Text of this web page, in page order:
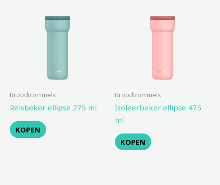
Broodtrommels
Reisbeker ellipse 275 ml
KOPEN
Broodtrommels
Isoleerbeker ellipse 475
ml
KOPEN